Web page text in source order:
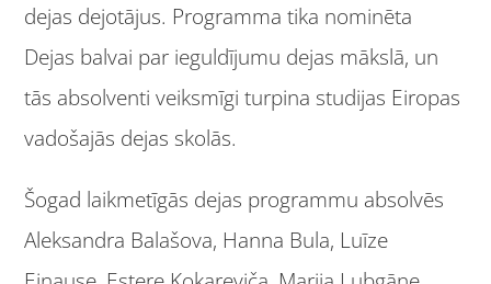
dejas dejotājus. Programma tika nominēta
Dejas balvai par ieguldījumu dejas mākslā, un
tās absolventi veiksmīgi turpina studijas Eiropas
vadošajās dejas skolās.
Šogad laikmetīgās dejas programmu absolvēs
Aleksandra Balašova, Hanna Bula, Luīze